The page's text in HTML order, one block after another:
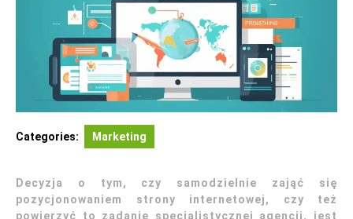
Categories: Marketing
Decyzja o tym, czy samodzielnie zająć się
pozycjonowaniem strony internetowej, czy też
powierzyć to zadanie specjalistycznej agencji, jest